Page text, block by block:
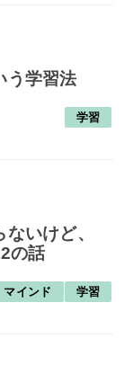
う学習法
学習
いけど、
の話
マインド 学習